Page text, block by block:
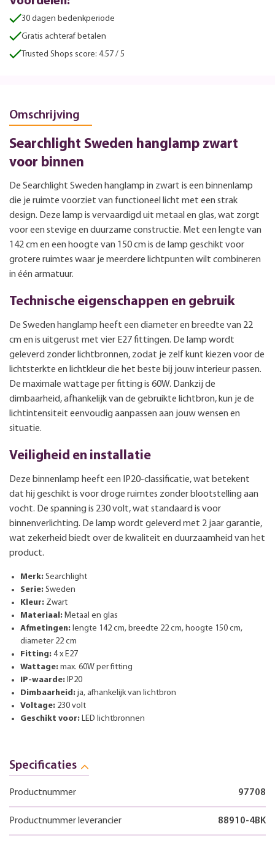
30 dagen bedenkperiode
Gratis achteraf betalen
Trusted Shops score: 4.57 / 5
Omschrijving
Searchlight Sweden hanglamp zwart
voor binnen
De Searchlight Sweden hanglamp in zwart is een binnenlamp
die je ruimte voorziet van functioneel licht met een strak
design. Deze lamp is vervaardigd uit metaal en glas, wat zorgt
voor een stevige en duurzame constructie. Met een lengte van
142 cm en een hoogte van 150 cm is de lamp geschikt voor
grotere ruimtes waar je meerdere lichtpunten wilt combineren
in één armatuur.
Technische eigenschappen en gebruik
De Sweden hanglamp heeft een diameter en breedte van 22
cm en is uitgerust met vier E27 fittingen. De lamp wordt
geleverd zonder lichtbronnen, zodat je zelf kunt kiezen voor de
lichtsterkte en lichtkleur die het beste bij jouw interieur passen.
De maximale wattage per fitting is 60W. Dankzij de
dimbaarheid, afhankelijk van de gebruikte lichtbron, kun je de
lichtintensiteit eenvoudig aanpassen aan jouw wensen en
situatie.
Veiligheid en installatie
Deze binnenlamp heeft een IP20-classificatie, wat betekent
dat hij geschikt is voor droge ruimtes zonder blootstelling aan
vocht. De spanning is 230 volt, wat standaard is voor
binnenverlichting. De lamp wordt geleverd met 2 jaar garantie,
wat zekerheid biedt over de kwaliteit en duurzaamheid van het
product.
Merk: Searchlight
Serie: Sweden
Kleur: Zwart
Materiaal: Metaal en glas
Afmetingen: lengte 142 cm, breedte 22 cm, hoogte 150 cm,
diameter 22 cm
Fitting: 4 x E27
Wattage: max. 60W per fitting
IP-waarde: IP20
Dimbaarheid: ja, afhankelijk van lichtbron
Voltage: 230 volt
Geschikt voor: LED lichtbronnen
Specificaties
Productnummer 97708
Productnummer leverancier 88910-4BK